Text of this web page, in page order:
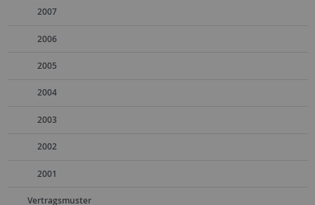
2007
2006
2005
2004
2003
2002
2001
Vertragsmuster